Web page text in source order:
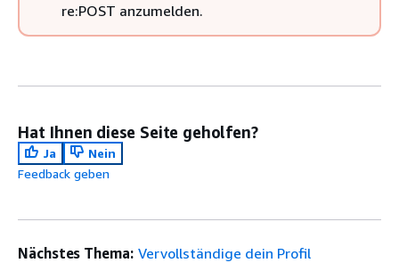
re:POST anzumelden.
Hat Ihnen diese Seite geholfen?
Ja
Nein
Feedback geben
Nächstes Thema: Vervollständige dein Profil